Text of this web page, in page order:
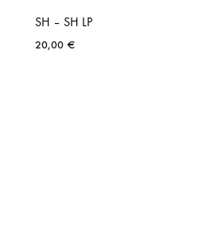
SH – SH LP
20,00€